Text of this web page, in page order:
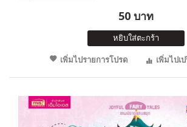
50 บาท
หยิบใส่ตะกร้า
เพิ่มไปรายการโปรด
เพิ่มไปเ